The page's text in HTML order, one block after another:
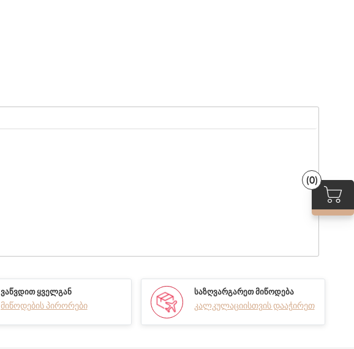
(0)
ᲕᲐᲬᲕᲓᲘᲗ ᲧᲕᲔᲚᲒᲐᲜ
მიწოდების პირორები
ᲡᲐᲖᲦᲕᲐᲠᲒᲐᲠᲔᲗ ᲛᲘᲬᲝᲓᲔᲑᲐ
კალკულაციისთვის დააჭირეთ